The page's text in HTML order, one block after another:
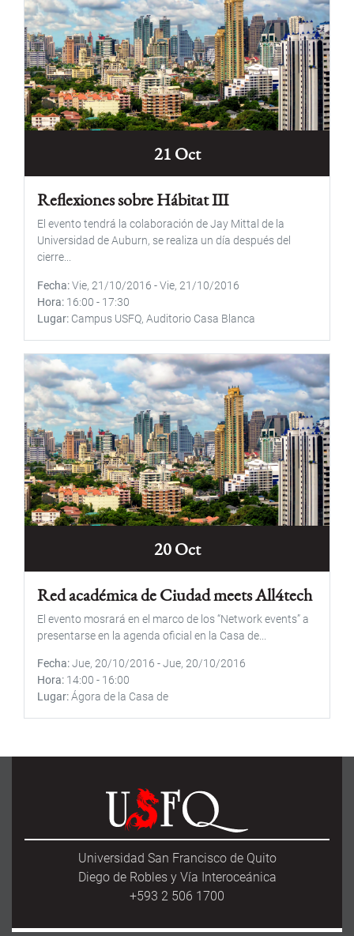
21 Oct
Reflexiones sobre Hábitat III
El evento tendrá la colaboración de Jay Mittal de la
Universidad de Auburn, se realiza un día después del
cierre...
Fecha Vie, 21/10/2016 -Vie, 21/10/2016
Hora 16:00 - 17:30
Lugar Campus USFQ, Auditorio Casa Blanca
20 Oct
Red académica de Ciudad meets All4tech
El evento mosrará en el marco de los “Network events” a
presentarse en la agenda oficial en la Casa de...
Fecha Jue, 20/10/2016 -Jue, 20/10/2016
Hora 14:00 - 16:00
Lugar Ágora de la Casa de
Universidad San Francisco de Quito
Diego de Robles y Vía Interoceánica
+593 2 506 1700